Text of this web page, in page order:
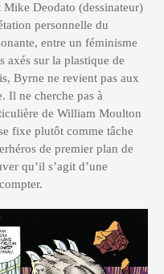
Mike Deodato (dessinateur)
personnelle du
entre un féminisme
axés sur la plastique de
Byrne ne revient pas aux
Il ne cherche pas à
de William Moulton
fixe plutôt comme tâche
de premier plan de
qu’il s’agit d’une